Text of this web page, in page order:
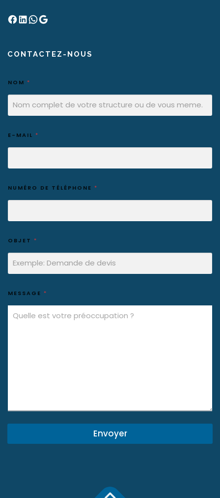
Facebook LinkedIn WhatsApp Google
CONTACTEZ-NOUS
NOM *
E-MAIL *
NUMÉRO DE TÉLÉPHONE *
OBJET *
MESSAGE *
Envoyer